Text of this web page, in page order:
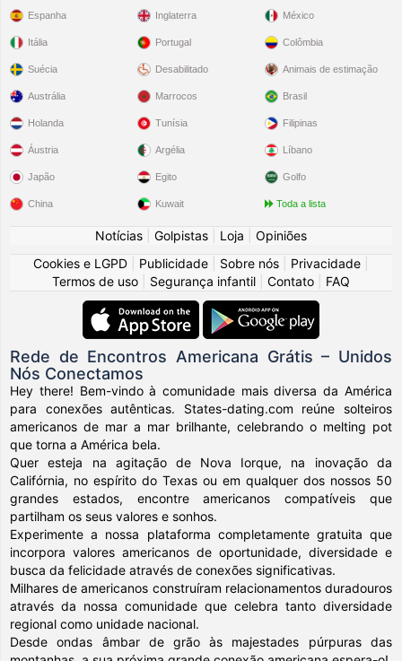
Espanha
Itália
Suécia
Inglaterra
Portugal
Desabilitado
México
Colômbia
Animais de estimação
Austrália
Holanda
Áustria
Japão
China
Marrocos
Tunísia
Argélia
Egito
Kuwait
Brasil
Filipinas
Líbano
Golfo
Toda a lista
Notícias Golpistas Loja
Opiniões
Cookies e LGPD
Publicidade Sobre nós Privacidade
Termos de uso
Segurança infantil Contato FAQ
Rede de Encontros Americana Grátis – Unidos
Nós Conectamos
Hey there! Bem-vindo à comunidade mais diversa da América
para conexões autênticas. States-dating.com reúne solteiros
americanos de mar a mar brilhante, celebrando o melting pot
que torna a América bela.
Quer esteja na agitação de Nova Iorque, na inovação da
Califórnia, no espírito do Texas ou em qualquer dos nossos 50
grandes estados, encontre americanos compatíveis que
partilham os seus valores e sonhos.
Experimente a nossa plataforma completamente gratuita que
incorpora valores americanos de oportunidade, diversidade e
busca da felicidade através de conexões significativas.
Milhares de americanos construíram relacionamentos duradouros
através da nossa comunidade que celebra tanto diversidade
regional como unidade nacional.
Desde ondas âmbar de grão às majestades púrpuras das